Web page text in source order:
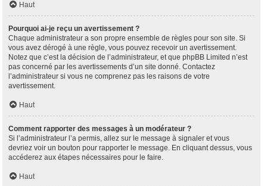
Haut
Pourquoi ai-je reçu un avertissement ?
Chaque administrateur a son propre ensemble de règles pour son site. Si
vous avez dérogé à une règle, vous pouvez recevoir un avertissement.
Notez que c’est la décision de l’administrateur, et que phpBB Limited n’est
pas concerné par les avertissements d’un site donné. Contactez
l’administrateur si vous ne comprenez pas les raisons de votre
avertissement.
Haut
Comment rapporter des messages à un modérateur ?
Si l’administrateur l’a permis, allez sur le message à signaler et vous
devriez voir un bouton pour rapporter le message. En cliquant dessus, vous
accéderez aux étapes nécessaires pour le faire.
Haut